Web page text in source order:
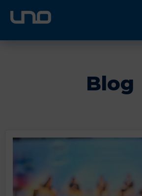
ÚNETE A UNO LOGÍSTICA
Blog